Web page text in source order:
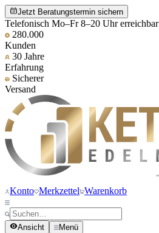
Jetzt Beratungstermin sichern
Telefonisch Mo–Fr 8–20 Uhr erreichbar
280.000
Kunden
30 Jahre
Erfahrung
Sicherer
Versand
Konto Merkzettel Warenkorb
Ansicht Menü